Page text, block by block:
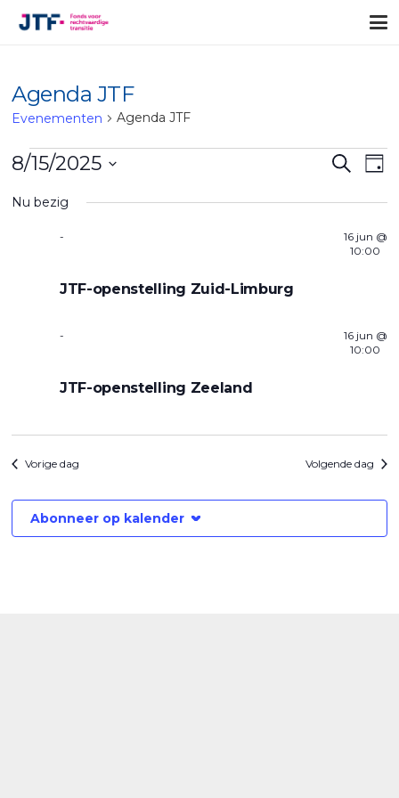
Agenda JTF
Evenementen Agenda JTF
Evenementen
in
<Z>15</Z>
<Z>aug</Z>
Zoeken
Dag
8/15/2025
Nu bezig
JTF-openstelling Zuid-Limburg
16 jun @
10:00
-
JTF-openstelling Zeeland
16 jun @
10:00
-
Vorige dag Volgende dag
Abonneer op kalender